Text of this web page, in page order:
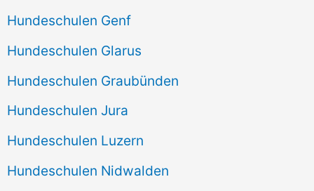
Hundeschulen Genf
Hundeschulen Glarus
Hundeschulen Graubünden
Hundeschulen Jura
Hundeschulen Luzern
Hundeschulen Nidwalden